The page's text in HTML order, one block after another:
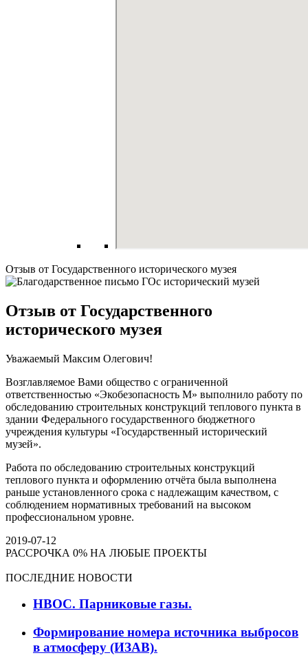
Отзыв от Государственного исторического музея
Отзыв от Государственного
исторического музея
Уважаемый Максим Олегович!
Возглавляемое Вами общество с ограниченной
ответственностью «Экобезопасность М» выполнило работу по
обследованию строительных конструкций теплового пункта в
здании Федерального государственного бюджетного
учреждения культуры «Государственный исторический
музей».
Работа по обследованию строительных конструкций
теплового пункта и оформлению отчёта была выполнена
раньше установленного срока с надлежащим качеством, с
соблюдением нормативных требований на высоком
профессиональном уровне.
2019-07-12
РАССРОЧКА 0% НА ЛЮБЫЕ ПРОЕКТЫ
ПОСЛЕДНИЕ НОВОСТИ
НВОС. Парниковые газы.
Формирование номера источника выбросов
в атмосферу (ИЗАВ).